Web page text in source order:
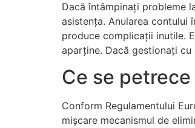
Dacă întâmpinați probleme
asistența. Anularea contului
produce complicații inutile.
aparține. Dacă gestionați
Ce se
Conform Regulamentului
mișcare mecanismul de